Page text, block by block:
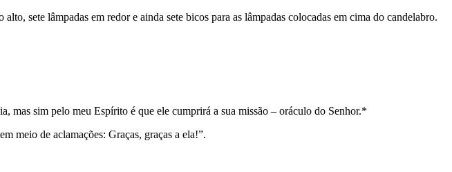
sete lâmpadas em redor e ainda sete bicos para as lâmpadas colocadas em cima do candelabro.
mas sim pelo meu Espírito é que ele cumprirá a sua missão – oráculo do Senhor.*
meio de aclamações: Graças, graças a ela!”.